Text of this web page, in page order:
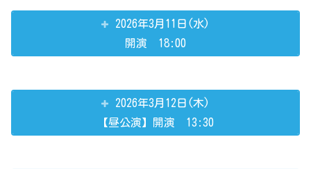
2026年3月11日(水)
開演 18:00
2026年3月12日(木)
【昼公演】開演 13:30